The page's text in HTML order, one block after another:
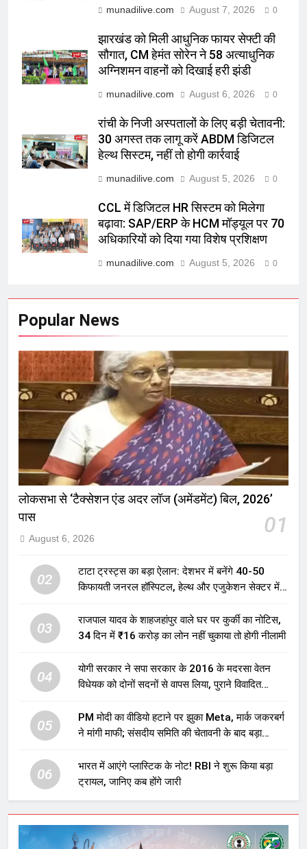
munadilive.com August 7, 2026 0
झारखंड को मिली आधुनिक फायर सेफ्टी की
सौगात, CM हेमंत सोरेन ने 58 अत्याधुनिक
अग्निशमन वाहनों को दिखाई हरी झंडी
munadilive.com August 6, 2026 0
रांची के निजी अस्पतालों के लिए बड़ी चेतावनी:
30 अगस्त तक लागू करें ABDM डिजिटल
हेल्थ सिस्टम, नहीं तो होगी कार्रवाई
munadilive.com August 5, 2026 0
CCL में डिजिटल HR सिस्टम को मिलेगा
बढ़ावा: SAP/ERP के HCM मॉड्यूल पर 70
अधिकारियों को दिया गया विशेष प्रशिक्षण
munadilive.com August 5, 2026 0
Popular News
लोकसभा से ‘टैक्सेशन एंड अदर लॉज (अमेंडमेंट) बिल, 2026’
पास
01
August 6, 2026
02
टाटा ट्रस्ट्स का बड़ा ऐलान: देशभर में बनेंगे 40-50
किफायती जनरल हॉस्पिटल, हेल्थ और एजुकेशन सेक्टर में
03
राजपाल यादव के शाहजहांपुर वाले घर पर कुर्की का नोटिस,
34 दिन में ₹16 करोड़ का लोन नहीं चुकाया तो होगी नीलामी
04
योगी सरकार ने सपा सरकार के 2016 के मदरसा वेतन
विधेयक को दोनों सदनों से वापस लिया, पुराने विवादित
05
PM मोदी का वीडियो हटाने पर झुका Meta, मार्क जकरबर्ग
ने मांगी माफी; संसदीय समिति की चेतावनी के बाद बड़ा
06
भारत में आएंगे प्लास्टिक के नोट! RBI ने शुरू किया बड़ा
ट्रायल, जानिए कब होंगे जारी